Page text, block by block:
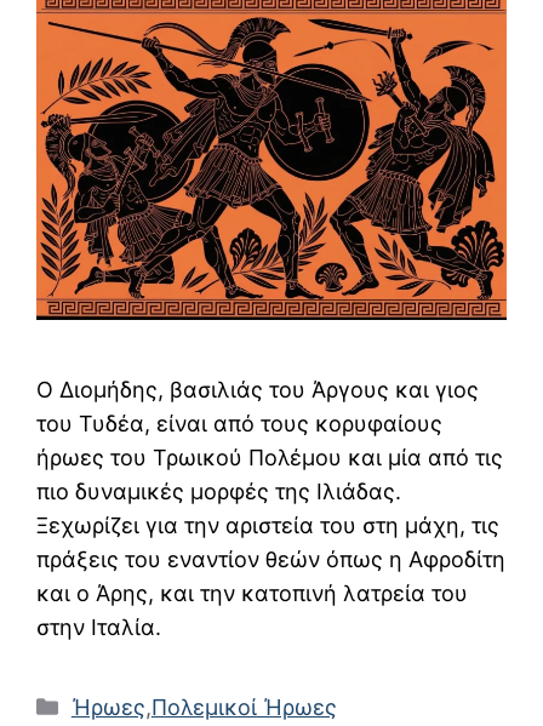
Ο Διομήδης, βασιλιάς του Άργους και γιος
του Τυδέα, είναι από τους κορυφαίους
ήρωες του Τρωικού Πολέμου και μία από τις
πιο δυναμικές μορφές της Ιλιάδας.
Ξεχωρίζει για την αριστεία του στη μάχη, τις
πράξεις του εναντίον θεών όπως η Αφροδίτη
και ο Άρης, και την κατοπινή λατρεία του
στην Ιταλία.
Κατηγορίες
Ήρωες,Πολεμικοί Ήρωες